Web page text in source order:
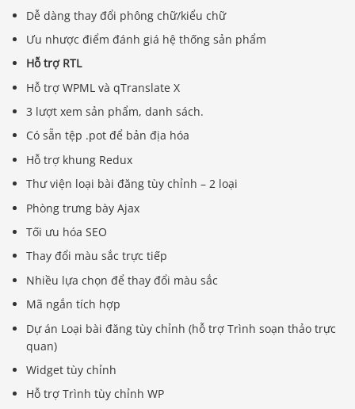
Dễ dàng thay đổi phông chữ/kiểu chữ
Ưu nhược điểm đánh giá hệ thống sản phẩm
Hỗ trợ RTL
Hỗ trợ WPML và qTranslate X
3 lượt xem sản phẩm, danh sách.
Có sẵn tệp .pot để bản địa hóa
Hỗ trợ khung Redux
Thư viện loại bài đăng tùy chỉnh – 2 loại
Phòng trưng bày Ajax
Tối ưu hóa SEO
Thay đổi màu sắc trực tiếp
Nhiều lựa chọn để thay đổi màu sắc
Mã ngắn tích hợp
Dự án Loại bài đăng tùy chỉnh (hỗ trợ Trình soạn thảo trực
quan)
Widget tùy chỉnh
Hỗ trợ Trình tùy chỉnh WP